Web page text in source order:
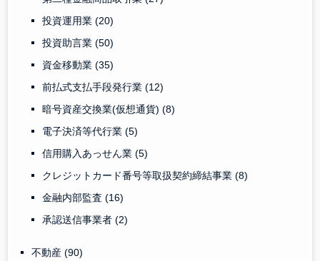
投資運用業(20)
投資助言業(50)
資金移動業(35)
前払式支払手段発行業(12)
暗号資産交換業(仮想通貨)(8)
電子決済等代行業(5)
信用購入あっせん業(5)
クレジットカード番号等取扱契約締結事業(8)
金融内部監査(16)
承認送信事業者(2)
不動産(90)